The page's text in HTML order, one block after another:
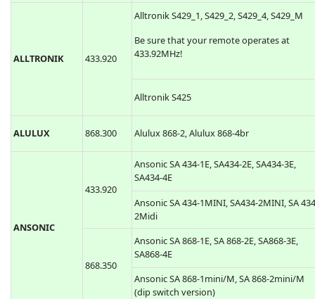
ALLTRONIK 433.920
Alltronik S429_1, S429_2, S429_4, S429_M
Be sure that your remote operates at
433.92MHz!
Alltronik S425
ALULUX 868.300 Alulux 868-2, Alulux 868-4br
ANSONIC
433.920
Ansonic SA 434-1E, SA434-2E, SA434-3E,
SA434-4E
Ansonic SA 434-1MINI, SA434-2MINI, SA
2Midi
868.350
Ansonic SA 868-1E, SA 868-2E, SA868-3E,
SA868-4E
Ansonic SA 868-1mini/M, SA 868-2mini/M
(dip switch version)